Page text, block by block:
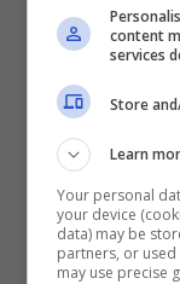
tuo
Gruppo 0:le
questo
carne rossa
socievoli e
la passione
content
services
Store
Learn
Your personal
your device
data) may be
partners, or
may use precise